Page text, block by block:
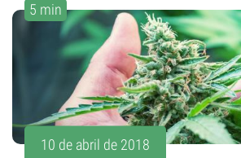
5 min
10 de abril de 2018